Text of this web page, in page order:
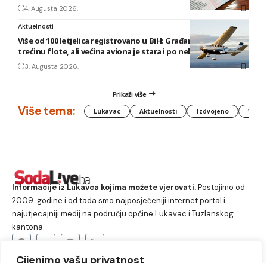
Cijenimo vašu privatnost
4. Augusta 2026.
Aktuelnosti
Više od 100 letjelica registrovano u BiH: Građani posjeduju
trećinu flote, ali većina aviona je stara i po nekoliko decenija
3. Augusta 2026.
Prikaži više
Više tema: Lukavac Aktuelnosti Izdvojeno
Informacije iz Lukavca kojima možete vjerovati.Postojimo od
2009. godine i od tada smo najposjećeniji internet portal i
najutjecajniji medij na području općine Lukavac i Tuzlanskog
kantona.